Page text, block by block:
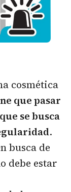
cosmética
que pasar
se busca
.
busca de
debe estar